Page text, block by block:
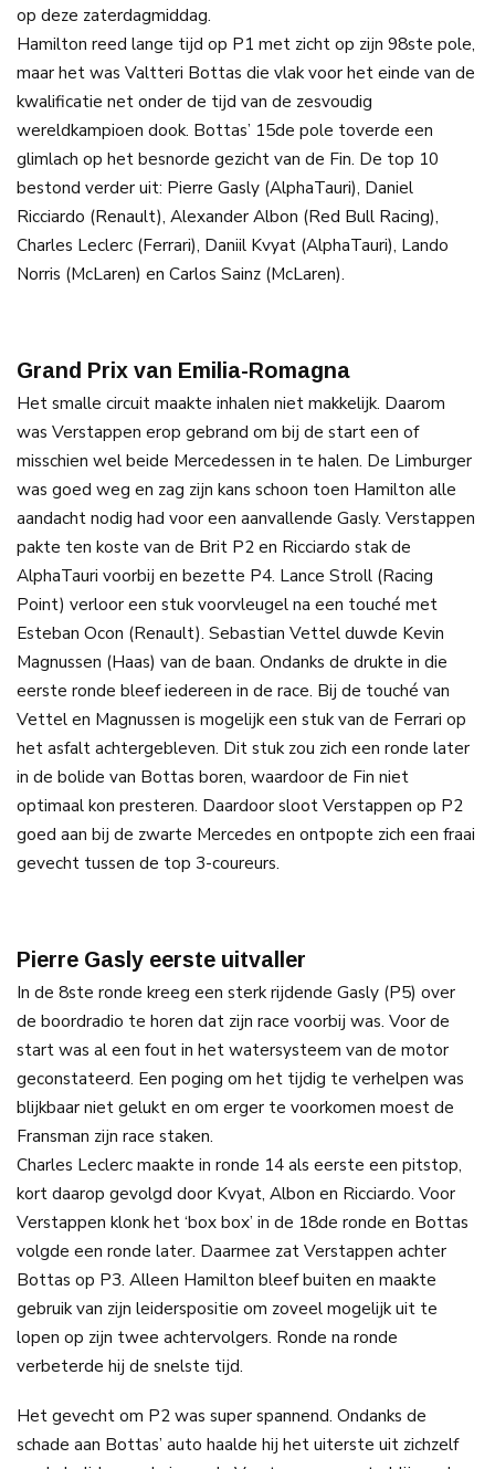
op deze zaterdagmiddag.
Hamilton reed lange tijd op P1 met zicht op zijn 98ste pole,
maar het was Valtteri Bottas die vlak voor het einde van de
kwalificatie net onder de tijd van de zesvoudig
wereldkampioen dook. Bottas’ 15de pole toverde een
glimlach op het besnorde gezicht van de Fin. De top 10
bestond verder uit: Pierre Gasly (AlphaTauri), Daniel
Ricciardo (Renault), Alexander Albon (Red Bull Racing),
Charles Leclerc (Ferrari), Daniil Kvyat (AlphaTauri), Lando
Norris (McLaren) en Carlos Sainz (McLaren).
Grand Prix van Emilia-Romagna
Het smalle circuit maakte inhalen niet makkelijk. Daarom
was Verstappen erop gebrand om bij de start een of
misschien wel beide Mercedessen in te halen. De Limburger
was goed weg en zag zijn kans schoon toen Hamilton alle
aandacht nodig had voor een aanvallende Gasly. Verstappen
pakte ten koste van de Brit P2 en Ricciardo stak de
AlphaTauri voorbij en bezette P4. Lance Stroll (Racing
Point) verloor een stuk voorvleugel na een touché met
Esteban Ocon (Renault). Sebastian Vettel duwde Kevin
Magnussen (Haas) van de baan. Ondanks de drukte in die
eerste ronde bleef iedereen in de race. Bij de touché van
Vettel en Magnussen is mogelijk een stuk van de Ferrari op
het asfalt achtergebleven. Dit stuk zou zich een ronde later
in de bolide van Bottas boren, waardoor de Fin niet
optimaal kon presteren. Daardoor sloot Verstappen op P2
goed aan bij de zwarte Mercedes en ontpopte zich een fraai
gevecht tussen de top 3-coureurs.
Pierre Gasly eerste uitvaller
In de 8ste ronde kreeg een sterk rijdende Gasly (P5) over
de boordradio te horen dat zijn race voorbij was. Voor de
start was al een fout in het watersysteem van de motor
geconstateerd. Een poging om het tijdig te verhelpen was
blijkbaar niet gelukt en om erger te voorkomen moest de
Fransman zijn race staken.
Charles Leclerc maakte in ronde 14 als eerste een pitstop,
kort daarop gevolgd door Kvyat, Albon en Ricciardo. Voor
Verstappen klonk het ‘box box’ in de 18de ronde en Bottas
volgde een ronde later. Daarmee zat Verstappen achter
Bottas op P3. Alleen Hamilton bleef buiten en maakte
gebruik van zijn leiderspositie om zoveel mogelijk uit te
lopen op zijn twee achtervolgers. Ronde na ronde
verbeterde hij de snelste tijd.
Het gevecht om P2 was super spannend. Ondanks de
schade aan Bottas’ auto haalde hij het uiterste uit zichzelf